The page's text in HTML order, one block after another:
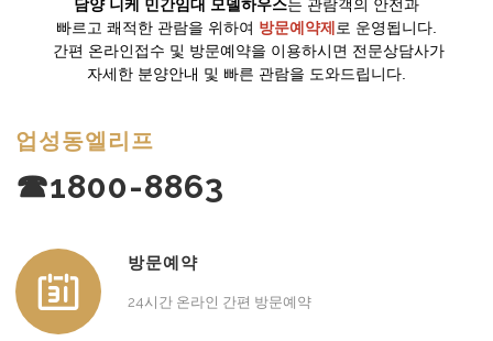
담양 니케 민간임대 모델하우스는 관람객의 안전과
빠르고 쾌적한 관람을 위하여 방문예약제 로 운영됩니다.
간편 온라인접수 및 방문예약을 이용하시면 전문상담사가
자세한 분양안내 및 빠른 관람을 도와드립니다.
업성동엘리프
☎1800-8863
방문예약
24시간 온라인 간편 방문예약